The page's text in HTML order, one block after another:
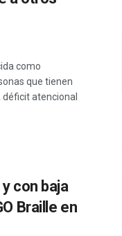
como
que tienen
déficit atencional
con baja
Braille en